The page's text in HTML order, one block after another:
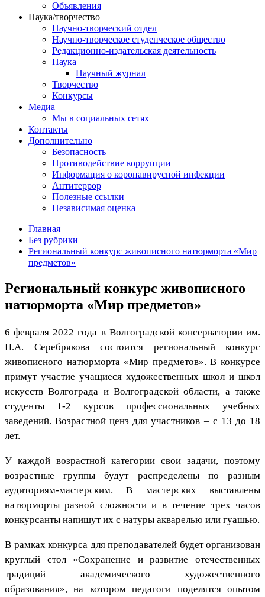
Объявления
Наука/творчество
Научно-творческий отдел
Научно-творческое студенческое общество
Редакционно-издательская деятельность
Наука
Научный журнал
Творчество
Конкурсы
Медиа
Мы в социальных сетях
Контакты
Дополнительно
Безопасность
Противодействие коррупции
Информация о коронавирусной инфекции
Антитеррор
Полезные ссылки
Независимая оценка
Главная
Без рубрики
Региональный конкурс живописного натюрморта «Мир
предметов»
Региональный конкурс живописного
натюрморта «Мир предметов»
6 февраля 2022 года в Волгоградской консерватории им.
П.А. Серебрякова состоится региональный конкурс
живописного натюрморта «Мир предметов». В конкурсе
примут участие учащиеся художественных школ и школ
искусств Волгограда и Волгоградской области, а также
студенты 1-2 курсов профессиональных учебных
заведений. Возрастной ценз для участников – с 13 до 18
лет.
У каждой возрастной категории свои задачи, поэтому
возрастные группы будут распределены по разным
аудиториям-мастерским. В мастерских выставлены
натюрморты разной сложности и в течение трех часов
конкурсанты напишут их с натуры акварелью или гуашью.
В рамках конкурса для преподавателей будет организован
круглый стол «Сохранение и развитие отечественных
традиций академического художественного
образования», на котором педагоги поделятся опытом